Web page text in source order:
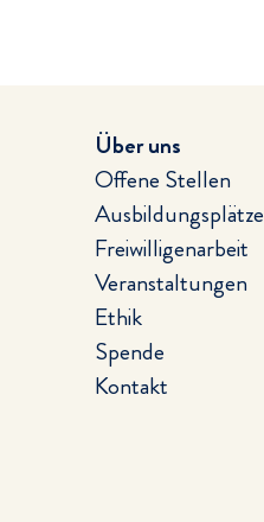
Über uns
Offene Stellen
Ausbildungsplätze
Freiwilligenarbeit
Veranstaltungen
Ethik
Spende
Kontakt